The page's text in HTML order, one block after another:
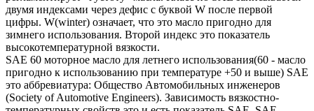
двумя индексами через дефис с буквой W после первой
цифры. W(winter) означает, что это масло пригодно для
зимнего использования. Второй индекс это показатель
высокотемпературной вязкости.
SAE 60 моторное масло для летнего использования(60 - масло
пригодно к использованию при температуре +50 и выше) SAE
это аббревиатура: Общество Автомобильных инженеров
(Society of Automotive Engineers). Зависимость вязкостно-